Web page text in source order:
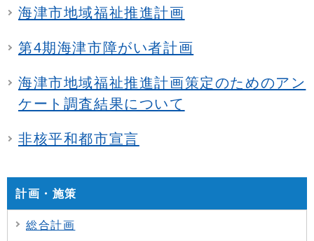
海津市地域福祉推進計画
第4期海津市障がい者計画
海津市地域福祉推進計画策定のためのアン
ケート調査結果について
非核平和都市宣言
計画・施策
総合計画